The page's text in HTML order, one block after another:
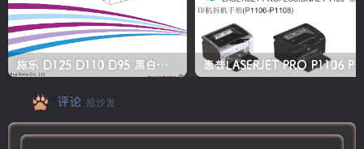
施乐 D125 D110 D95 黑白生产型高速复印机中文维修手册 惠普LASERJET PRO P1106
评论 抢沙发